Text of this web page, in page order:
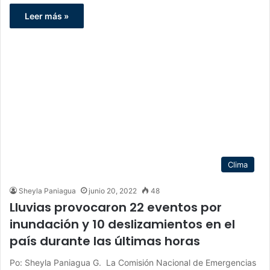
Leer más »
Clima
Sheyla Paniagua junio 20, 2022 48
Lluvias provocaron 22 eventos por
inundación y 10 deslizamientos en el
país durante las últimas horas
Po: Sheyla Paniagua G. La Comisión Nacional de Emergencias